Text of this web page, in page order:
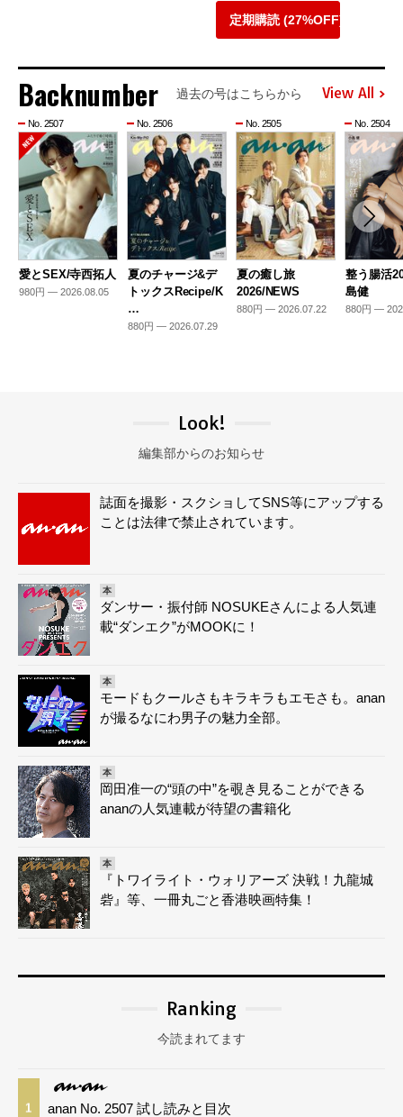
定期購読 (27%OFF)
Backnumber 過去の号はこちらから View All
No. 2507
愛とSEX/寺西拓人
980円 — 2026.08.05
No. 2506
夏のチャージ&デ
トックスRecipe/K
…
880円 — 2026.07.29
No. 2505
夏の癒し旅
2026/NEWS
880円 — 2026.07.22
No. 2504
整う腸活
島健
880円 —
Look!
編集部からのお知らせ
誌面を撮影・スクショしてSNS等にアップする
ことは法律で禁止されています。
本
ダンサー・振付師 NOSUKEさんによる人気連
載“ダンエク”がMOOKに！
本
モードもクールさもキラキラもエモさも。anan
が撮るなにわ男子の魅力全部。
本
岡田准一の“頭の中”を覗き見ることができる
ananの人気連載が待望の書籍化
本
『トワイライト・ウォリアーズ 決戦！九龍城
砦』等、一冊丸ごと香港映画特集！
Ranking
今読まれてます
1 anan No. 2507 試し読みと目次